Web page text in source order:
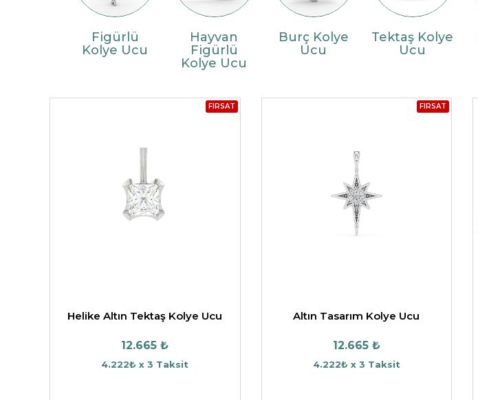
TAŞSIZ YÜZÜK
YARIMTUR YÜZÜK
TASARIM KOLYE UCU
HAYVAN FIGÜRLÜ KOLYE
UCU
HARFLI KOLYE UCU
Figürlü
Kolye Ucu
Hayvan
Figürlü
Kolye Ucu
Burç Kolye
Ucu
Tektaş Kolye
Ucu
FIRSAT
Helike Altın Tektaş Kolye Ucu
12.665 ₺
4.222₺ x 3 Taksit
FIRSAT
Altın Tasarım Kolye Ucu
12.665 ₺
4.222₺ x 3 Taksit